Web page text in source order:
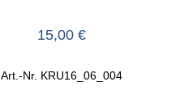
15,00 €
Art.-Nr. KRU16_06_004